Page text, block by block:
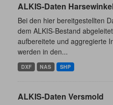
ALKIS-Daten
Bei den hier bereitgestellten
dem ALKIS-Bestand
aufbereitete und aggregierte
werden in den...
DXF NAS SHP
ALKIS-Daten Versmold